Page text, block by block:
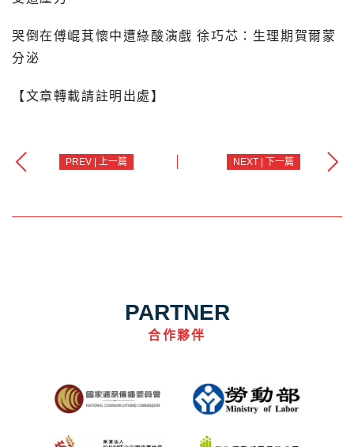
哭倒在傅崐萁懷中遭綠酸演戲 徐巧芯：生理期賀爾蒙
分泌
【文章轉載請註明出處】
PREV | 上一篇 NEXT | 下一篇
PARTNER
合作夥伴